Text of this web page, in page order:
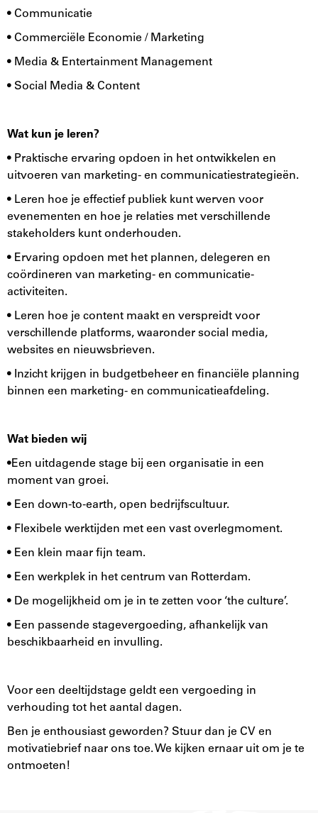
• Communicatie
• Commerciële Economie / Marketing
• Media & Entertainment Management
• Social Media & Content
Wat kun je leren?
• Praktische ervaring opdoen in het ontwikkelen en
uitvoeren van marketing- en communicatiestrategieën.
• Leren hoe je effectief publiek kunt werven voor
evenementen en hoe je relaties met verschillende
stakeholders kunt onderhouden.
• Ervaring opdoen met het plannen, delegeren en
coördineren van marketing- en communicatie-
activiteiten.
• Leren hoe je content maakt en verspreidt voor
verschillende platforms, waaronder social media,
websites en nieuwsbrieven.
• Inzicht krijgen in budgetbeheer en financiële planning
binnen een marketing- en communicatieafdeling.
Wat bieden wij
•Een uitdagende stage bij een organisatie in een
moment van groei.
• Een down-to-earth, open bedrijfscultuur.
• Flexibele werktijden met een vast overlegmoment.
• Een klein maar fijn team.
• Een werkplek in het centrum van Rotterdam.
• De mogelijkheid om je in te zetten voor ‘the culture’.
• Een passende stagevergoeding, afhankelijk van
beschikbaarheid en invulling.
Voor een deeltijdstage geldt een vergoeding in
verhouding tot het aantal dagen.
Ben je enthousiast geworden? Stuur dan je CV en
motivatiebrief naar ons toe. We kijken ernaar uit om je te
ontmoeten!